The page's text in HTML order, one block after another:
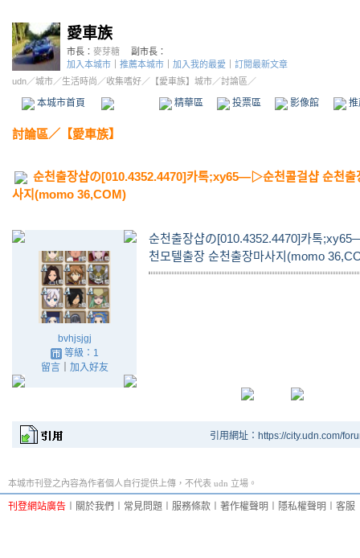
愛車族
市長： 麥芽糖
副市長：
加入本城市
推薦本城市 加入我的最愛
訂閱最新文章
udn／城市／生活時尚 ／收集嗜好／ 【愛車族】城市／討論區／
本城市首頁 精華區 投票區 影像館
討論區／ 【愛車族】
순천출장샵の[010.4352.4470]카톡;xy65―▷순천콜걸샵 순천출
사지(momo 36,COM)
bvhjsjgj
等級：1
留言｜ 加入好友
순천출장샵の[010.4352.4470]카톡
천모텔출장 순천출장마사지(momo
引用網址：https://city.udn.com/
本城市刊登之內容為作者個人自行提供上傳，不代表 udn 立場。
刊登網站廣告 關於我們 常見問題 服務條款 著作權聲明 隱私權聲明 客服